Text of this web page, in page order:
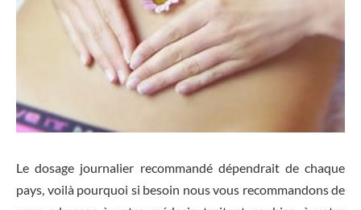
Le dosage journalier recommandé dépendrait de chaque
pays, voilà pourquoi si besoin nous vous recommandons de